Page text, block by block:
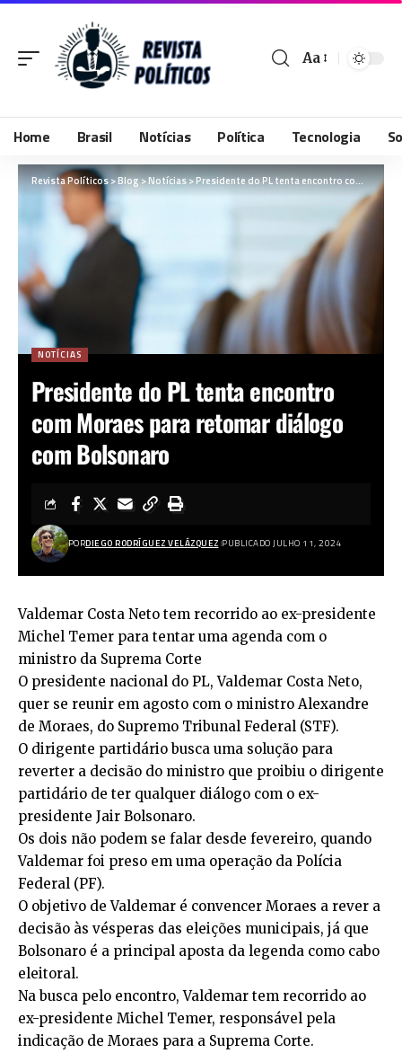
Aa
Home Brasil Notícias Política Tecnologia
Revista Políticos>Blog>Notícias>Presidente do PL tenta encontro com Moraes para retomar diálogo com Bolsonaro
NOTÍCIAS
Presidente do PL tenta encontro
com Moraes para retomar diálogo
com Bolsonaro
PORDIEGO RODRÍGUEZ VELÁZQUEZ PUBLICADO JULHO 11, 2024
Valdemar Costa Neto tem recorrido ao ex-presidente
Michel Temer para tentar uma agenda com o
ministro da Suprema Corte
O presidente nacional do PL, Valdemar Costa Neto,
quer se reunir em agosto com o ministro Alexandre
de Moraes, do Supremo Tribunal Federal (STF).
O dirigente partidário busca uma solução para
reverter a decisão do ministro que proibiu o dirigente
partidário de ter qualquer diálogo com o ex-
presidente Jair Bolsonaro.
Os dois não podem se falar desde fevereiro, quando
Valdemar foi preso em uma operação da Polícia
Federal (PF).
O objetivo de Valdemar é convencer Moraes a rever a
decisão às vésperas das eleições municipais, já que
Bolsonaro é a principal aposta da legenda como cabo
eleitoral.
Na busca pelo encontro, Valdemar tem recorrido ao
ex-presidente Michel Temer, responsável pela
indicação de Moraes para a Suprema Corte.